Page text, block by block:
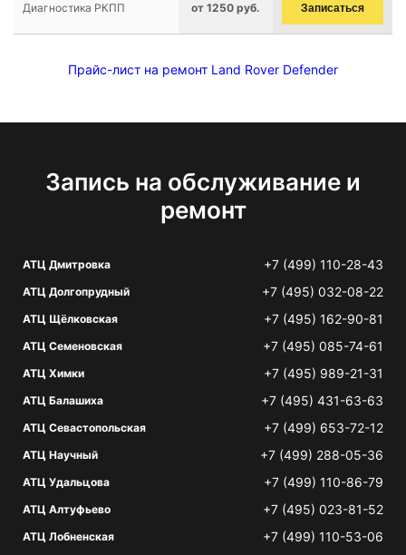
Диагностика РКПП от 1250 руб. Записаться
Прайс-лист на ремонт Land Rover Defender
Запись на обслуживание и
ремонт
АТЦ Дмитровка +7 (499) 110-28-43
АТЦ Долгопрудный +7 (495) 032-08-22
АТЦ Щёлковская +7 (495) 162-90-81
АТЦ Семеновская +7 (495) 085-74-61
АТЦ Химки +7 (495) 989-21-31
АТЦ Балашиха +7 (495) 431-63-63
АТЦ Севастопольская +7 (499) 653-72-12
АТЦ Научный +7 (499) 288-05-36
АТЦ Удальцова +7 (499) 110-86-79
АТЦ Алтуфьево +7 (495) 023-81-52
АТЦ Лобненская +7 (499) 110-53-06